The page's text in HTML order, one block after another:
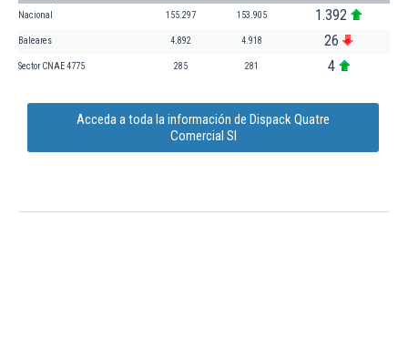
Nacional 155.297 153.905 1.392
Baleares 4.892 4.918 26
Sector CNAE 4775 285 281 4
Acceda a toda la información de Dispack Quatre
Comercial Sl